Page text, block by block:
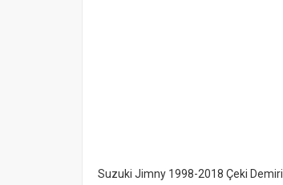
Suzuki Jimny 1998-2018 Çeki Demiri